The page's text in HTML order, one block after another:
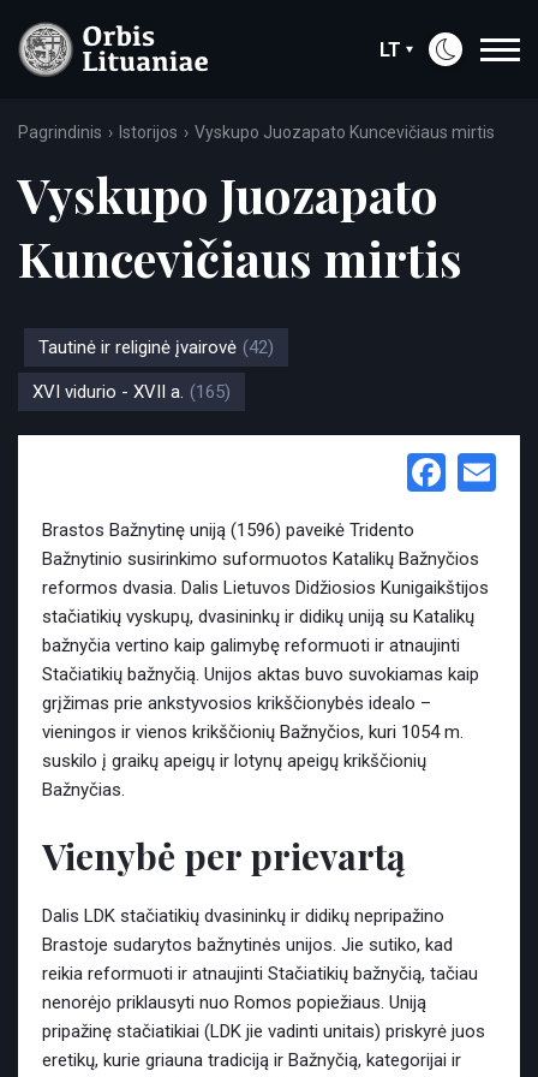
LT
Pagrindinis Istorijos Vyskupo Juozapato Kuncevičiaus mirtis
Vyskupo Juozapato
Kuncevičiaus mirtis
Tautinė ir religinė įvairovė (42)
XVI vidurio - XVII a. (165)
Brastos Bažnytinę uniją (1596) paveikė Tridento
Bažnytinio susirinkimo suformuotos Katalikų Bažnyčios
reformos dvasia. Dalis Lietuvos Didžiosios Kunigaikštijos
stačiatikių vyskupų, dvasininkų ir didikų uniją su Katalikų
bažnyčia vertino kaip galimybę reformuoti ir atnaujinti
Stačiatikių bažnyčią. Unijos aktas buvo suvokiamas kaip
grįžimas prie ankstyvosios krikščionybės idealo –
vieningos ir vienos krikščionių Bažnyčios, kuri 1054 m.
suskilo į graikų apeigų ir lotynų apeigų krikščionių
Bažnyčias.
Vienybė per prievartą
Dalis LDK stačiatikių dvasininkų ir didikų nepripažino
Brastoje sudarytos bažnytinės unijos. Jie sutiko, kad
reikia reformuoti ir atnaujinti Stačiatikių bažnyčią, tačiau
nenorėjo priklausyti nuo Romos popiežiaus. Uniją
pripažinę stačiatikiai (LDK jie vadinti unitais) priskyrė juos
eretikų, kurie griauna tradiciją ir Bažnyčią, kategorijai ir